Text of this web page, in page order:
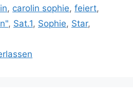
, carolin sophie,feiert,
, Sat.1, Sophie, Star,